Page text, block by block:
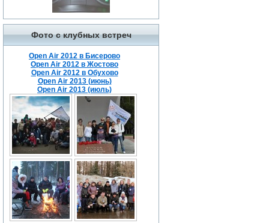
Фото с клубных встреч
Open Air 2012 в Бисерово
Open Air 2012 в Жостово
Open Air 2012 в Обухово
Open Air 2013 (июнь)
Open Air 2013 (июль)